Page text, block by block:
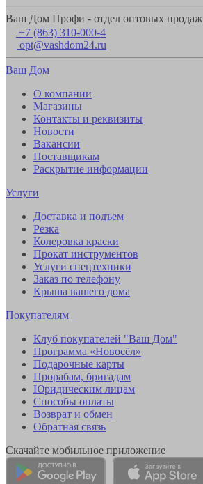
Ваш Дом Профи - отдел оптовых продаж
+7 (863) 310-000-4
opt@vashdom24.ru
Ваш Дом
О компании
Магазины
Контакты и реквизиты
Новости
Вакансии
Поставщикам
Раскрытие информации
Услуги
Доставка и подъем
Резка
Колеровка краски
Прокат инструментов
Услуги спецтехники
Заказ по телефону
Крыша вашего дома
Покупателям
Клуб покупателей "Ваш Дом"
Программа «Новосёл»
Подарочные карты
Прорабам, бригадам
Юридическим лицам
Способы оплаты
Возврат и обмен
Обратная связь
Скачайте мобильное приложение